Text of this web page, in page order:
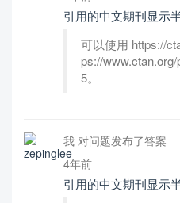
引用的中文期刊显示
可以使用 https://
ps://
5。
我 对问题发布了答案
4年前
引用的中文期刊显示